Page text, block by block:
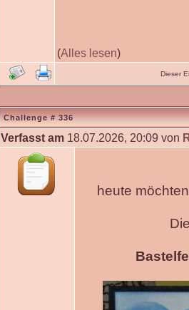
(Alles lesen)
Dieser
Challenge # 336
Verfasst am 18.07.2026, 20:09 von
heute